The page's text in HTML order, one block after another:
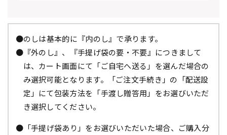
●のしは基本的に『内のし』で承ります。
●『外のし』、『手提げ袋の要・不要』につきまして
は、カート画面にて「ご自宅へ送る」を選んだ場合の
み選択可能となります。「ご注文手続き」の「配送設
定」にて包装方法を「手渡し贈答用」をお選びいただ
き選択してください。
●「手提げ袋あり」をお選びいただいた場合、ご購入分